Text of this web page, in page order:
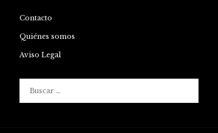
Contacto
Quiénes somos
Aviso Legal